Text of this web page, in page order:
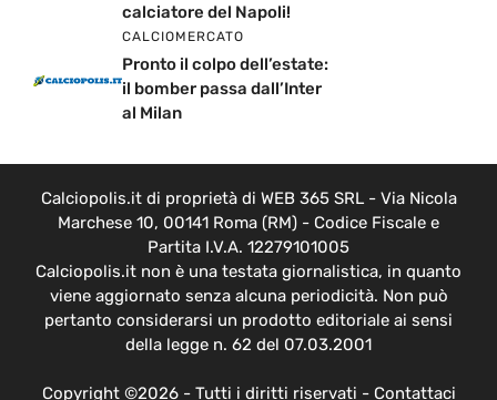
calciatore del Napoli!
CALCIOMERCATO
Pronto il colpo dell’estate:
il bomber passa dall’Inter
al Milan
Calciopolis.it di proprietà di WEB 365 SRL - Via Nicola
Marchese 10, 00141 Roma (RM) - Codice Fiscale e
Partita I.V.A. 12279101005
Calciopolis.it non è una testata giornalistica, in quanto
viene aggiornato senza alcuna periodicità. Non può
pertanto considerarsi un prodotto editoriale ai sensi
della legge n. 62 del 07.03.2001
Copyright ©2026 - Tutti i diritti riservati - Contattaci